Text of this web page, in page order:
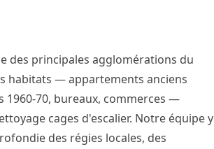
des principales agglomérations du
habitats — appartements anciens
1960-70, bureaux, commerces —
cages d'escalier. Notre équipe y
des régies locales, des